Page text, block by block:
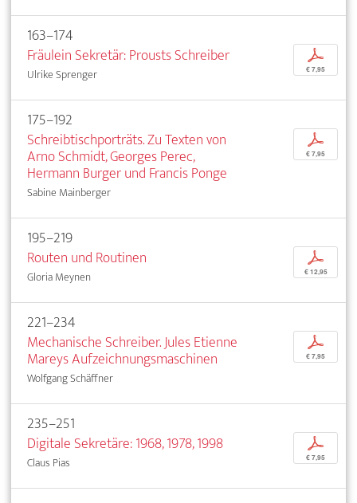
163–174
Fräulein Sekretär: Prousts Schreiber
Ulrike Sprenger
p
€ 7,95
175–192
Schreibtischporträts. Zu Texten von
Arno Schmidt, Georges Perec,
Hermann Burger und Francis Ponge
Sabine Mainberger
p
€ 7,95
195–219
Routen und Routinen
Gloria Meynen
p
€ 12,95
221–234
Mechanische Schreiber. Jules Etienne
Mareys Aufzeichnungsmaschinen
Wolfgang Schäffner
p
€ 7,95
235–251
Digitale Sekretäre: 1968, 1978, 1998
Claus Pias
p
€ 7,95